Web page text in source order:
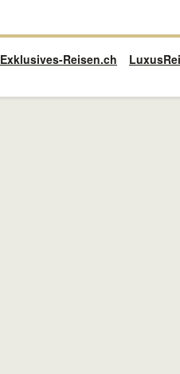
Exklusives-Reisen.ch